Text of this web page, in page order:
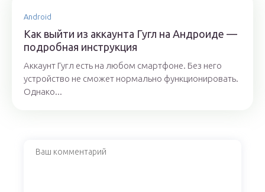
Android
Как выйти из аккаунта Гугл на Андроиде —
подробная инструкция
Аккаунт Гугл есть на любом смартфоне. Без него
устройство не сможет нормально функционировать.
Однако...